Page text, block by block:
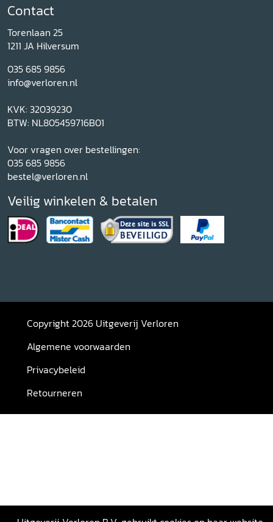
Contact
Torenlaan 25
1211 JA Hilversum
035 685 9856
info@verloren.nl
KVK: 32039230
BTW: NL805459716B01
Voor vragen over bestellingen:
035 685 9856
bestel@verloren.nl
Veilig winkelen & betalen
Copyright 2026 Uitgeverij Verloren
Algemene voorwaarden
Privacybeleid
Retourneren